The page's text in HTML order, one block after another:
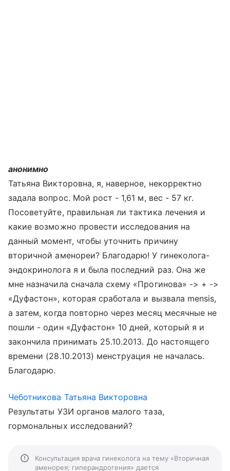
анонимно
Татьяна Викторовна, я, наверное, некорректно
задала вопрос. Мой рост - 1,61 м, вес - 57 кг.
Посоветуйте, правильная ли тактика лечения и
какие возможно провести исследования на
данный момент, чтобы уточнить причину
вторичной аменореи? Благодарю! У гинеколога-
эндокринолога я и была последний раз. Она же
мне назначила сначала схему «Прогинова» -> + ->
«Дуфастон», которая сработала и вызвала mensis,
а затем, когда повторно через месяц месячные не
пошли - один «Дуфастон» 10 дней, который я и
закончила принимать 25.10.2013. До настоящего
времени (28.10.2013) менструация не началась.
Благодарю.
Чеботникова Татьяна Викторовна
Результаты УЗИ органов малого таза,
гормональных исследований?
Консультация врача гинеколога на тему «Вторичная
аменорея; гиперандрогения» дается